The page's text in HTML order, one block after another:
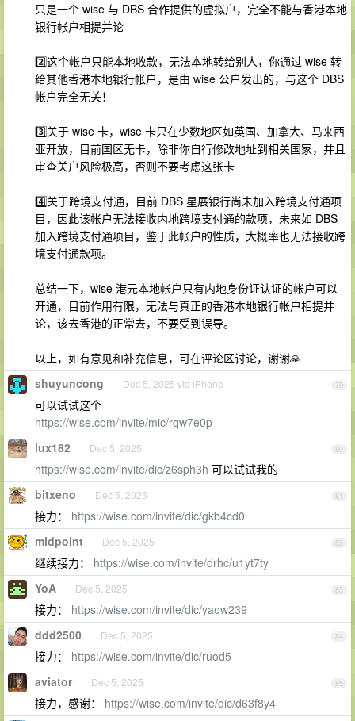
只是一个 wise 与 DBS 合作提供的虚拟户，完全不能与香港本地
银行帐户相提并论
2️⃣这个帐户只能本地收款，无法本地转给别人，你通过 wise 转
给其他香港本地银行帐户，是由 wise 公户发出的，与这个 DBS
帐户完全无关！
3️⃣关于 wise 卡，wise 卡只在少数地区如英国、加拿大、马来西
亚开放，目前国区无卡，除非你自行修改地址到相关国家，并且
审查关户风险极高，否则不要考虑这张卡
4️⃣关于跨境支付通，目前 DBS 星展银行尚未加入跨境支付通项
目，因此该帐户无法接收内地跨境支付通的款项，未来如 DBS
加入跨境支付通项目，鉴于此帐户的性质，大概率也无法接收跨
境支付通款项。
总结一下，wise 港元本地帐户只有内地身份证认证的帐户可以
开通，目前作用有限，无法与真正的香港本地银行帐户相提并
论，该去香港的正常去，不要受到误导。
以上，如有意见和补充信息，可在评论区讨论，谢谢🙏
79
shuyuncong Dec 5, 2025 via iPhone
可以试试这个
https://wise.com/invite/mic/rqw7e0p
80
lux182 Dec 5, 2025
https://wise.com/invite/dic/z6sph3h 可以试试我的
81
bitxeno Dec 5, 2025
接力： https://wise.com/invite/dic/gkb4cd0
82
midpoint Dec 5, 2025
继续接力： https://wise.com/invite/drhc/u1yt7ty
83
YoA Dec 5, 2025
接力： https://wise.com/invite/dic/yaow239
84
ddd2500 Dec 5, 2025
接力： https://wise.com/invite/dic/ruod5
85
aviator Dec 5, 2025
接力，感谢： https://wise.com/invite/dic/d63f8y4